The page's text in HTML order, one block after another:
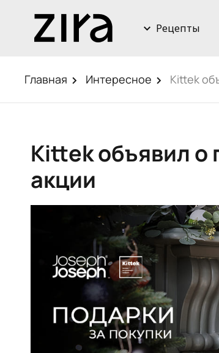
Рецепты
Главная Интересное Kittek
Kittek объявил о
акции